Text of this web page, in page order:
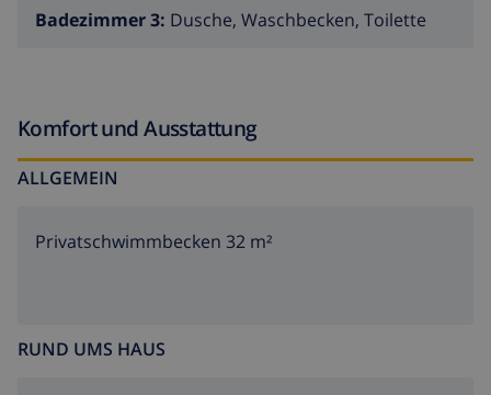
Badezimmer 3: Dusche, Waschbecken, Toilette
Komfort und Ausstattung
ALLGEMEIN
Privatschwimmbecken 32 m²
RUND UMS HAUS